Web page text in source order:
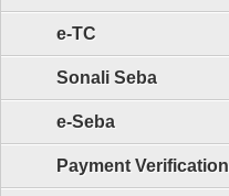
e-TC
Sonali Seba
e-Seba
Payment Verification